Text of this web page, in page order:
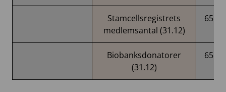
Stamcellsregistrets
medlemsantal (31.12)
65
Biobanksdonatorer
(31.12)
65